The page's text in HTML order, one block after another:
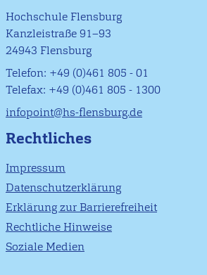
Hochschule Flensburg
Kanzleistraße 91–93
24943 Flensburg
Telefon: +49 (0)461 805 - 01
Telefax: +49 (0)461 805 - 1300
infopoint@hs-flensburg.de
Rechtliches
Impressum
Datenschutzerklärung
Erklärung zur Barrierefreiheit
Rechtliche Hinweise
Soziale Medien